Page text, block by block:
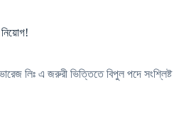
লিঃ এ জরুরী ভিত্তিতে বিপুল পদে সংশ্লিষ্ট